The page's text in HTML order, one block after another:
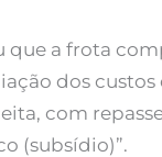
que a frota
dos custos
com
(subsídio)”.